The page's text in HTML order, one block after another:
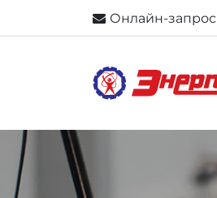
Онлайн-запрос